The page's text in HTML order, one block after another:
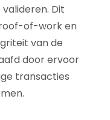
Dit
of-work en
van de
door ervoor
transacties